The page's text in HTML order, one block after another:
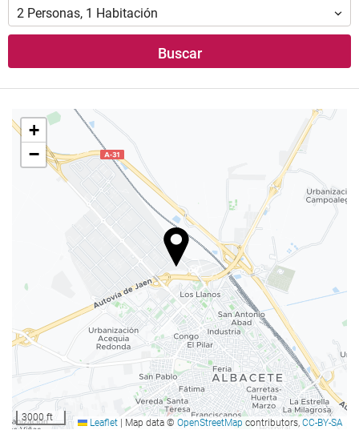
Recepción 24 horas
Instalaciones de negocios
Centro de negocios
Acceso a Internet
Wifi gratis
2 Personas, 1 Habitación
Buscar
+
−
3000 ft Leaflet Map data © OpenStreetMap contributors, CC-BY-SA